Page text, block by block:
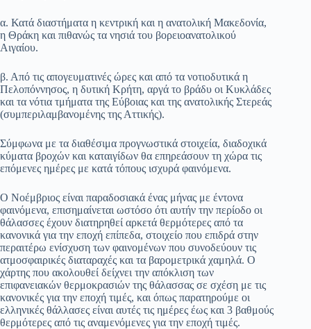
α. Κατά διαστήματα η κεντρική και η ανατολική Μακεδονία,
η Θράκη και πιθανώς τα νησιά του βορειοανατολικού
Αιγαίου.
β. Από τις απογευματινές ώρες και από τα νοτιοδυτικά η
Πελοπόννησος, η δυτική Κρήτη, αργά το βράδυ οι Κυκλάδες
και τα νότια τμήματα της Εύβοιας και της ανατολικής Στερεάς
(συμπεριλαμβανομένης της Αττικής).
Σύμφωνα με τα διαθέσιμα προγνωστικά στοιχεία, διαδοχικά
κύματα βροχών και καταιγίδων θα επηρεάσουν τη χώρα τις
επόμενες ημέρες με κατά τόπους ισχυρά φαινόμενα.
Ο Νοέμβριος είναι παραδοσιακά ένας μήνας με έντονα
φαινόμενα, επισημαίνεται ωστόσο ότι αυτήν την περίοδο οι
θάλασσες έχουν διατηρηθεί αρκετά θερμότερες από τα
κανονικά για την εποχή επίπεδα, στοιχείο που επιδρά στην
περαιτέρω ενίσχυση των φαινομένων που συνοδεύουν τις
ατμοσφαιρικές διαταραχές και τα βαρομετρικά χαμηλά. Ο
χάρτης που ακολουθεί δείχνει την απόκλιση των
επιφανειακών θερμοκρασιών της θάλασσας σε σχέση με τις
κανονικές για την εποχή τιμές, και όπως παρατηρούμε οι
ελληνικές θάλλασες είναι αυτές τις ημέρες έως και 3 βαθμούς
θερμότερες από τις αναμενόμενες για την εποχή τιμές.